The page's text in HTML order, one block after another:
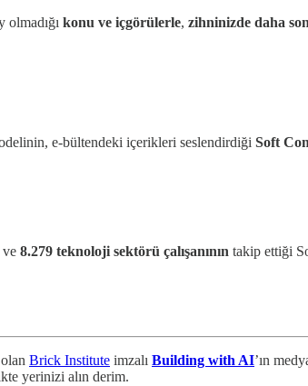
olmadığı konu ve içgörülerle, zihninizde daha
e-bültendeki içerikleri seslendirdiği Soft
ve 8.279 teknoloji sektörü çalışanının takip ettiği
Brick Institute imzalı Building with AI’ın
yerinizi alın derim.